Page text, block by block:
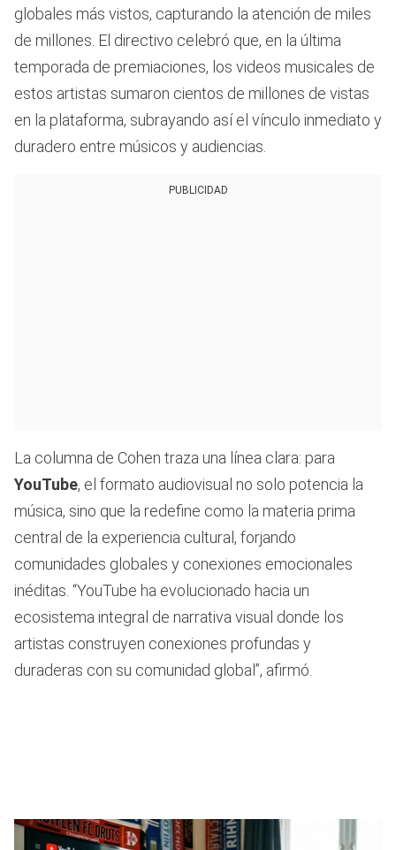
globales más vistos, capturando la atención de miles
de millones. El directivo celebró que, en la última
temporada de premiaciones, los videos musicales de
estos artistas sumaron cientos de millones de vistas
en la plataforma, subrayando así el vínculo inmediato y
duradero entre músicos y audiencias.
PUBLICIDAD
La columna de Cohen traza una línea clara: para
YouTube, el formato audiovisual no solo potencia la
música, sino que la redefine como la materia prima
central de la experiencia cultural, forjando
comunidades globales y conexiones emocionales
inéditas. “YouTube ha evolucionado hacia un
ecosistema integral de narrativa visual donde los
artistas construyen conexiones profundas y
duraderas con su comunidad global”, afirmó.